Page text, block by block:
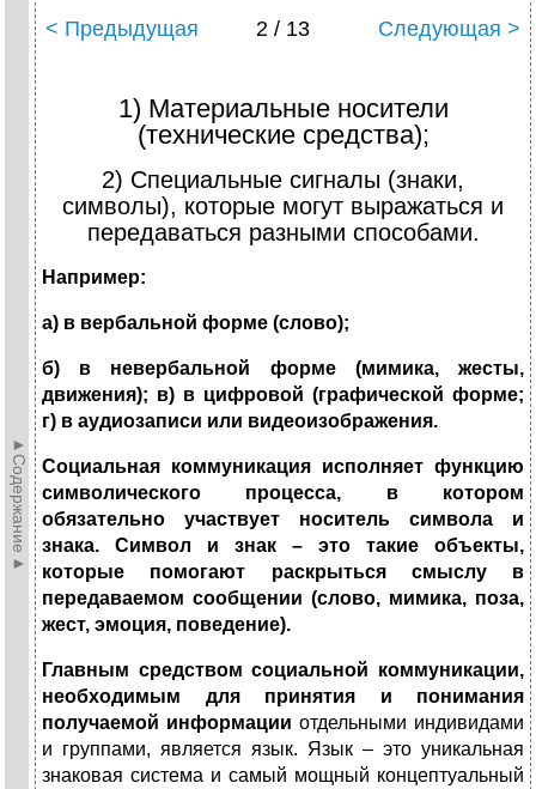
►Содержание►
< Предыдущая 2 / 13 Следующая >
1) Материальные носители
(технические средства);
2) Специальные сигналы (знаки,
символы), которые могут выражаться и
передаваться разными способами.
Например:
а) в вербальной форме (слово);
б) в невербальной форме (мимика, жесты,
движения); в) в цифровой (графической форме;
г) в аудиозаписи или видеоизображения.
Социальная коммуникация исполняет функцию
символического процесса, в котором
обязательно участвует носитель символа и
знака. Символ и знак – это такие объекты,
которые помогают раскрыться смыслу в
передаваемом сообщении (слово, мимика, поза,
жест, эмоция, поведение).
Главным средством социальной коммуникации,
необходимым для принятия и понимания
получаемой информации отдельными индивидами
и группами, является язык. Язык – это уникальная
знаковая система и самый мощный концептуальный